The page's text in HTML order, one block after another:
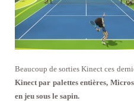
Beaucoup de sorties Kinect ces
Kinect par palettes entières,
en jeu sous le sapin.